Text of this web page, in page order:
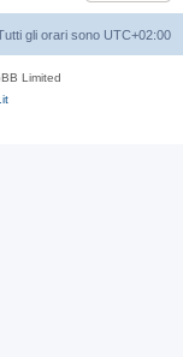
gli orari sono UTC+02:00
Limited